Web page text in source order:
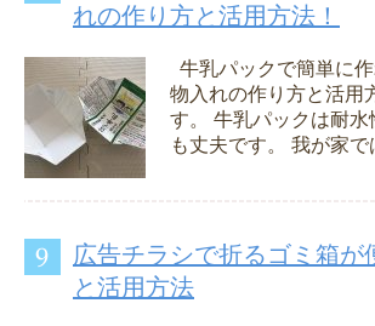
れの作り方と活用方法！
牛乳パックで簡単に
物入れの作り方と活用
す。 牛乳パックは耐水
も丈夫です。 我が家で
広告チラシで折るゴミ箱が
と活用方法